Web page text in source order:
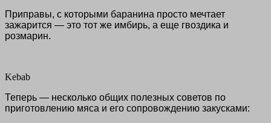
Приправы, с которыми баранина просто мечтает
зажарится — это тот же имбирь, а еще гвоздика и
розмарин.
Kebab
Теперь — несколько общих полезных советов по
приготовлению мяса и его сопровождению закусками: